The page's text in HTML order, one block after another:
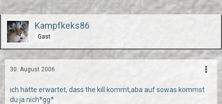
Kampfkeks86
Gast
30. August 2006
ich hätte erwartet, dass the kill kommt,aba auf sowas kommst
du ja nich*gg*